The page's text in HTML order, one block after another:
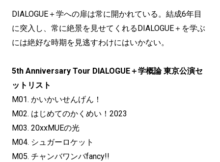
DIALOGUE＋学への扉は常に開かれている。結成6年目
に突入し、常に絶景を見せてくれるDIALOGUE＋を学ぶ
には絶好な時期を見逃すわけにはいかない。
5th Anniversary Tour DIALOGUE＋学概論 東京公演セ
ットリスト
M01. かいかいせんげん！
M02. はじめてのかくめい！2023
M03. 20xxMUEの光
M04. シュガーロケット
M05. チャンバワンバfancy!!